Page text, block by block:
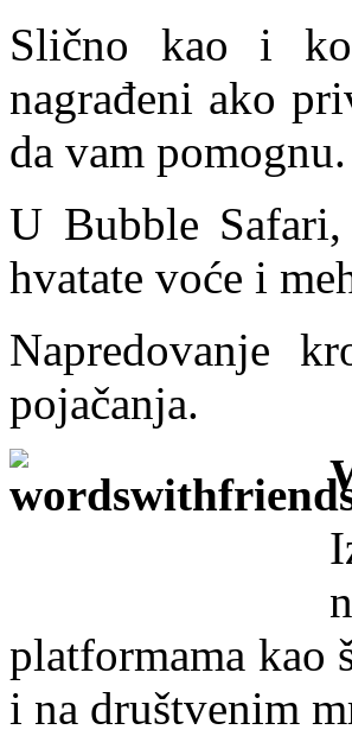
Slično kao i
nagrađeni ako
da vam pomognu.
U Bubble
hvatate voće i
Napredovanje
pojačanja.
platformama kao
i na društvenim